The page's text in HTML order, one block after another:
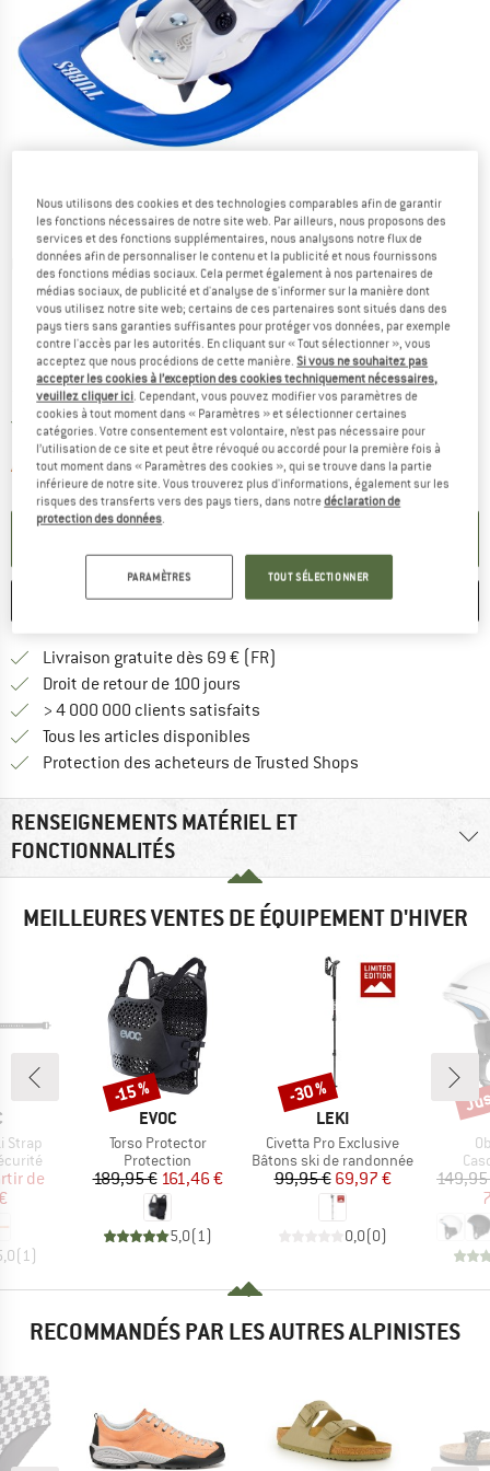
Photos détaillées
Prix:
79,95€ TVA incl.
Livraison gratuite(FR)France. Informations sur les frais de
Article momentanément épuisé;Le lien s'ouvre dans une boîte
ENREGISTRER COMPARER
Livraison gratuite dès 69 € (FR)
Droit de retour de 100 jours
> 4 000 000 clients satisfaits
Tous les articles disponibles
Protection des acheteurs de Trusted Shops
RENSEIGNEMENTS MATÉRIEL ET
FONCTIONNALITÉS
MEILLEURES VENTES DE ÉQUIPEMENT D'HIVER
Strap
réduit
de
( 1)
MARQUE
EVOC
Article
Torso Protector
Product group
Protection
Prix
189,95 €Prix réduit
161,46 €
5,0( 1)
Remise
-15 %
MARQUE
LEKI
Article
Civetta Pro Exclusive
Product group
Bâtons ski de randonnée
Prix
99,95 €Prix réduit
69,97 €
0,0(0)
Remise
-30 %
RECOMMANDÉS PAR LES AUTRES ALPINISTES
Nous utilisons des cookies et des technologies comparables afin de garantir
les fonctions nécessaires de notre site web. Par ailleurs, nous proposons des
services et des fonctions supplémentaires, nous analysons notre flux de
données afin de personnaliser le contenu et la publicité et nous fournissons
des fonctions médias sociaux. Cela permet également à nos partenaires de
médias sociaux, de publicité et d'analyse de s'informer sur la manière dont
vous utilisez notre site web; certains de ces partenaires sont situés dans des
pays tiers sans garanties suffisantes pour protéger vos données, par exemple
contre l'accès par les autorités. En cliquant sur « Tout sélectionner », vous
acceptez que nous procédions de cette manière.Si vous ne souhaitez pas
accepter les cookies à l’exception des cookies techniquement nécessaires,
veuillez cliquer ici. Cependant, vous pouvez modifier vos paramètres de
cookies à tout moment dans « Paramètres » et sélectionner certaines
catégories. Votre consentement est volontaire, n’est pas nécessaire pour
l’utilisation de ce site et peut être révoqué ou accordé pour la première fois à
tout moment dans « Paramètres des cookies », qui se trouve dans la partie
inférieure de notre site. Vous trouverez plus d'informations, également sur les
risques des transferts vers des pays tiers, dans notredéclaration de
protection des données.
PARAMÈTRES TOUT SÉLECTIONNER